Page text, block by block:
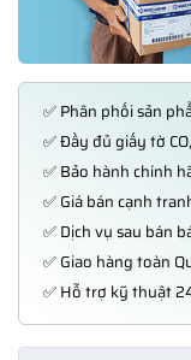
✅ Phân phối sản
✅ Đầy đủ giấy tờ
✅ Bảo hành chính
✅ Giá bán cạnh
✅ Dịch vụ sau bán
✅ Giao hàng toàn
✅ Hỗ trợ kỹ thuật